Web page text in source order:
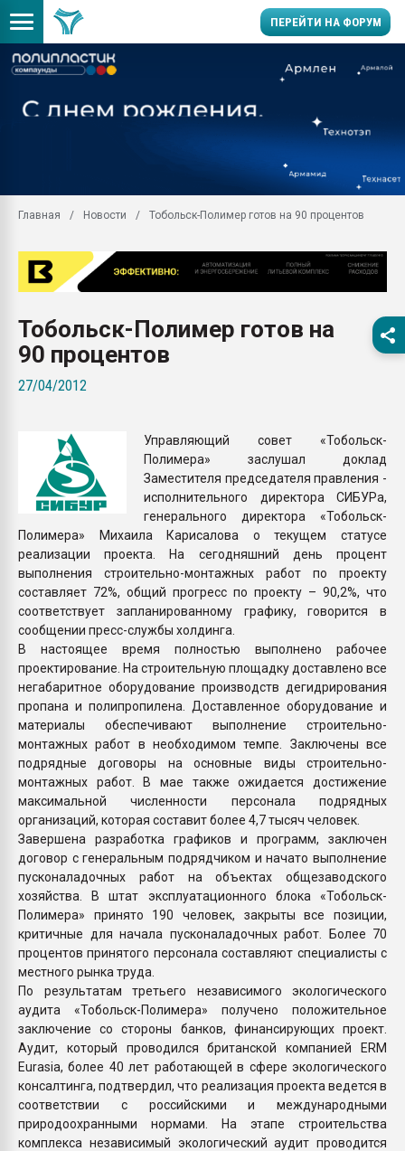
ПЕРЕЙТИ НА ФОРУМ
заводу пластмасс"
Помощь в подборе
Вакуум-формовочные
ближайшее
первый план в
бутылок
ПЕРЕЙТИ НА
Главная Новости Тобольск-Полимер готов на 90 процентов
Тобольск-Полимер готов на
90 процентов
27/04/2012
Управляющий совет «Тобольск-
Полимера» заслушал доклад
Заместителя председателя правления -
исполнительного директора СИБУРа,
генерального директора «Тобольск-
Полимера» Михаила Карисалова о текущем статусе
реализации проекта. На сегодняшний день процент
выполнения строительно-монтажных работ по проекту
составляет 72%, общий прогресс по проекту – 90,2%, что
соответствует запланированному графику, говорится в
сообщении пресс-службы холдинга.
В настоящее время полностью выполнено рабочее
проектирование. На строительную площадку доставлено все
негабаритное оборудование производств дегидрирования
пропана и полипропилена. Доставленное оборудование и
материалы обеспечивают выполнение строительно-
монтажных работ в необходимом темпе. Заключены все
подрядные договоры на основные виды строительно-
монтажных работ. В мае также ожидается достижение
максимальной численности персонала подрядных
организаций, которая составит более 4,7 тысяч человек.
Завершена разработка графиков и программ, заключен
договор с генеральным подрядчиком и начато выполнение
пусконаладочных работ на объектах общезаводского
хозяйства. В штат эксплуатационного блока «Тобольск-
Полимера» принято 190 человек, закрыты все позиции,
критичные для начала пусконаладочных работ. Более 70
процентов принятого персонала составляют специалисты с
местного рынка труда.
По результатам третьего независимого экологического
аудита «Тобольск-Полимера» получено положительное
заключение со стороны банков, финансирующих проект.
Аудит, который проводился британской компанией ERM
Eurasia, более 40 лет работающей в сфере экологического
консалтинга, подтвердил, что реализация проекта ведется в
соответствии с российскими и международными
природоохранными нормами. На этапе строительства
комплекса независимый экологический аудит проводится